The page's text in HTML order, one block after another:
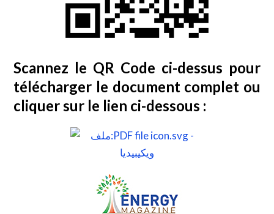
Scannez le QR Code ci-dessus pour
télécharger le document complet ou
cliquer sur le lien ci-dessous :